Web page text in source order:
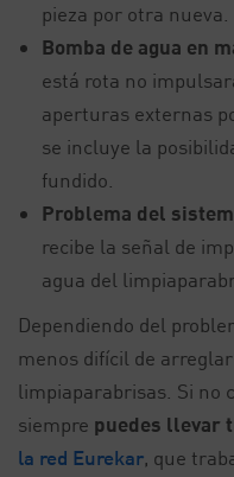
pieza por otra nueva.
Bomba de agua en
está rota no
aperturas externas
se incluye la
fundido.
Problema del
recibe la señal de
agua del
Dependiendo del
menos difícil de
limpiaparabrisas. Si no
siempre puedes llevar
la red Eurekar, que